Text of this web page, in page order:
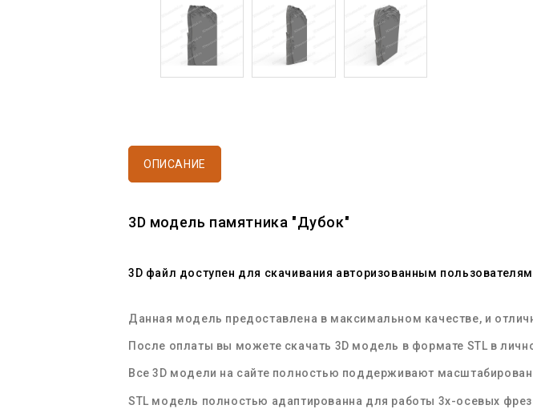
ОПИСАНИЕ
3D модель памятника "Дубок"
3D файл доступен для скачивания авторизованным
Данная модель предоставлена в максимальном качестве, и
После оплаты вы можете скачать 3D модель в формате STL в
Все3D модели на сайте полностью поддерживают
STL модель полностью адаптированна для работы 3х-осевых